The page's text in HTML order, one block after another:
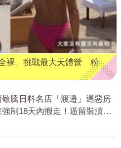
裸」挑戰最大天體營 粉
敬騰日料名店「渡邉」遇惡房
強制18天內搬走！逼留裝潢：